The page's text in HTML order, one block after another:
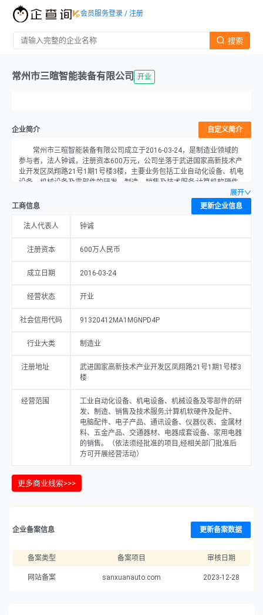
搜索
会员服务登录 / 注册
常州市三暄智能装备有限公司 开业
企业简介 自定义简介
常州市三暄智能装备有限公司成立于2016-03-24，是制造业领域的
参与者，法人钟诚，注册资本600万元，公司坐落于武进国家高新技术产
业开发区凤翔路21号1期1号楼3楼，主要业务包括工业自动化设备、机电
设备、机械设备及零部件的研发、制造、销售及技术服务;计算机软硬件
及配件、电脑配件、电子产品、通讯设备、仪器仪表、金属材料、五金产
品、交通器材、电器成套设备、家用电器的销售。（依法须经批准的项
展开
工商信息
更新企业信息
法人代表人 钟诚
注册资本 600万人民币
成立日期 2016-03-24
经营状态 开业
社会信用代码 91320412MA1MGNPD4P
行业大类 制造业
注册地址
武进国家高新技术产业开发区凤翔路21号1期1号楼3
楼
经营范围
工业自动化设备、机电设备、机械设备及零部件的研
发、制造、销售及技术服务;计算机软硬件及配件、
电脑配件、电子产品、通讯设备、仪器仪表、金属材
料、五金产品、交通器材、电器成套设备、家用电器
的销售。（依法须经批准的项目,经相关部门批准后
方可开展经营活动）
更多商业线索>>>
企业备案信息 更新备案数据
备案类型 备案项目 审核日期
网站备案 sanxuanauto.com 2023-12-28